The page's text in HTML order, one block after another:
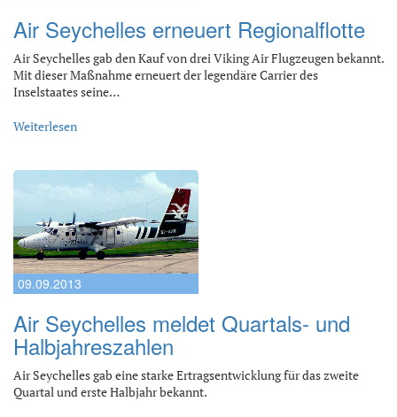
Air Seychelles erneuert Regionalflotte
Air Seychelles gab den Kauf von drei Viking Air Flugzeugen bekannt.
Mit dieser Maßnahme erneuert der legendäre Carrier des
Inselstaates seine…
Weiterlesen
09.09.2013
Air Seychelles meldet Quartals- und
Halbjahreszahlen
Air Seychelles gab eine starke Ertragsentwicklung für das zweite
Quartal und erste Halbjahr bekannt.